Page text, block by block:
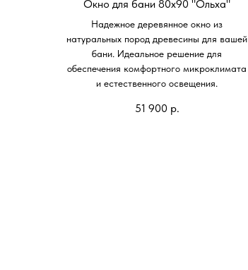
Окно для бани 80х90 "Ольха"
Надежное деревянное окно из
натуральных пород древесины для вашей
бани. Идеальное решение для
обеспечения комфортного микроклимата
и естественного освещения.
51 900 р.